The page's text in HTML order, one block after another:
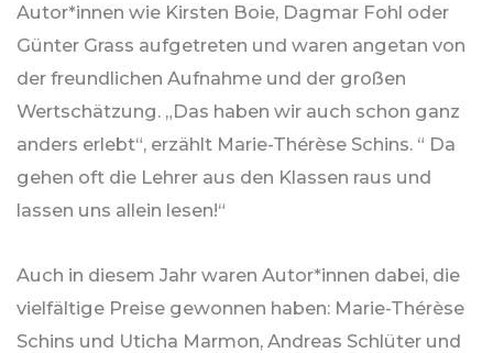
Autor*innen wie Kirsten Boie, Dagmar Fohl oder
Günter Grass aufgetreten und waren angetan von
der freundlichen Aufnahme und der großen
Wertschätzung. „Das haben wir auch schon ganz
anders erlebt“, erzählt Marie-Thérèse Schins. “ Da
gehen oft die Lehrer aus den Klassen raus und
lassen uns allein lesen!“
Auch in diesem Jahr waren Autor*innen dabei, die
vielfältige Preise gewonnen haben: Marie-Thérèse
Schins und Uticha Marmon, Andreas Schlüter und